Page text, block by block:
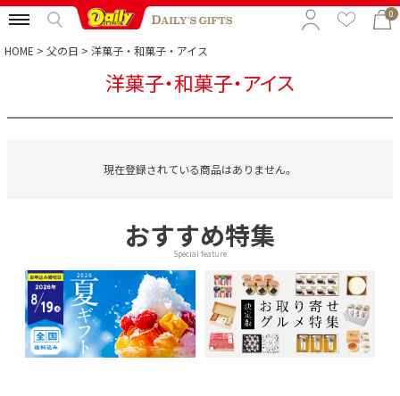
0
特集から選ぶ
カテゴリから選ぶ
HOME 父の日 洋菓子・和菓子・アイス
洋菓子・和菓子・アイス
現在登録されている商品はありません。
おすすめ特集
Special feature